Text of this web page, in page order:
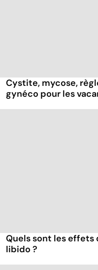
Cystite, mycose,
gynéco pour les
Quels sont les effets
libido ?